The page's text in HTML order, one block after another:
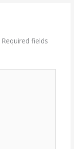
Required fields